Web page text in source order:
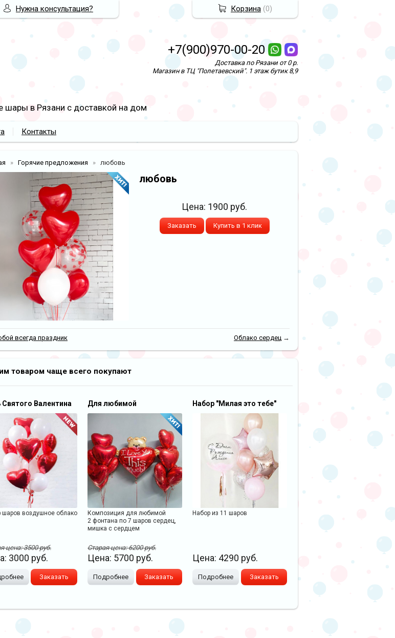
+7(900)970-00-20
Доставка по Рязани от 0 р.
Магазин в ТЦ "Полетаевский". 1 этаж бутик 8,9
шары в Рязани с доставкой на дом
Контакты
Горячие предложения любовь
любовь
Цена: 1900 руб.
Заказать Купить в 1 клик
всегда праздник Облако сердец →
товаром чаще всего покупают
Святого Валентина
шаров воздушное облако
цена:3500руб.
3000 руб.
Заказать
Для любимой
Композиция для любимой
2 фонтана по 7 шаров сердец,
мишка с сердцем
Старая цена:6200руб.
Цена: 5700 руб.
Подробнее Заказать
Набор "Милая это тебе"
Набор из 11 шаров
Цена: 4290 руб.
Подробнее Заказать
Нужна консультация? Корзина (0)